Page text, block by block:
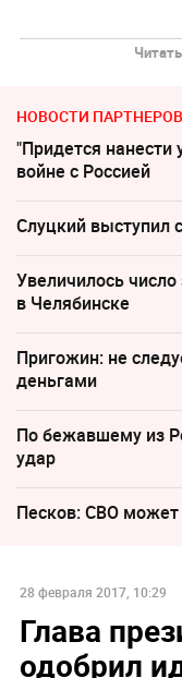
НОВОСТИ ПАРТНЕРОВ
"Придется нанести
войне с Россией
Слуцкий выступил
Увеличилось
в Челябинске
Пригожин: не
деньгами
По бежавшему из
удар
Песков: СВО
28 февраля 2017, 10:29
Глава
одобрил